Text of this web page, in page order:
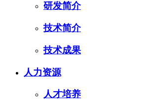
研发简介
技术简介
技术成果
人力资源
人才培养